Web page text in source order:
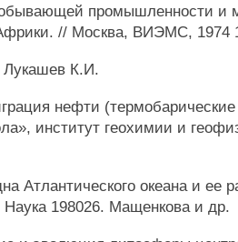
промышленности и
// Москва, ВИЭМС, 1974
Лукашев К.И.
нефти
институт геохимии и
Атлантического океана и ее
Наука 198026. Мащенкова и др.